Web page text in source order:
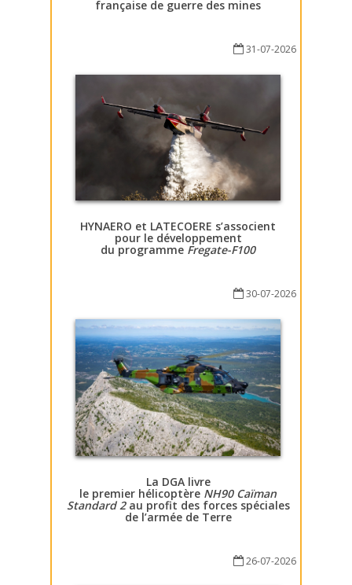
française de guerre des mines
31-07-2026
HYNAERO et LATECOERE s’associent
pour le développement
du programme Fregate-F100
30-07-2026
La DGA livre
le premier hélicoptère NH90 Caïman
Standard 2au profit des forces spéciales
de l’armée de Terre
26-07-2026